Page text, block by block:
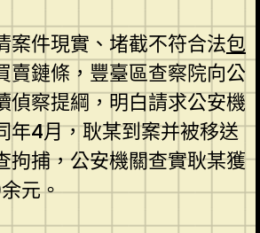
案件現實、堵截不符合法包
賣鏈條，豐臺區查察院向公
偵察提綱，明白請求公安機
年4月，耿某到案并被移送
拘捕，公安機關查實耿某獲
元。